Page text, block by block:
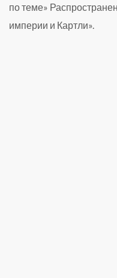
по теме»
империи и Картли».